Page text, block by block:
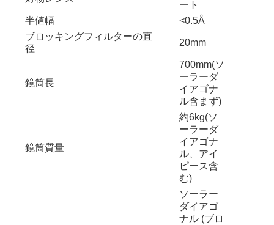
ート
半値幅
<0.5Å
ブロッキングフィルターの直
径
20mm
鏡筒長
700mm(ソ
ーラーダ
イアゴナ
ル含まず)
鏡筒質量
約6kg(ソ
ーラーダ
イアゴナ
ル、アイ
ピース含
む)
ソーラー
ダイアゴ
ナル (ブロ